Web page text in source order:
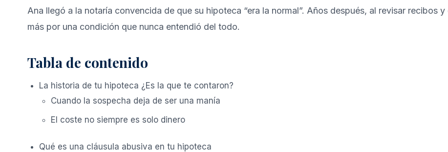
Ana llegó a la notaría convencida de que su hipoteca “era la normal”. Años después, al revisar recibos
más por una condición que nunca entendió del todo.
Tabla de contenido
La historia de tu hipoteca ¿Es la que te contaron?
Cuando la sospecha deja de ser una manía
El coste no siempre es solo dinero
Qué es una cláusula abusiva en tu hipoteca